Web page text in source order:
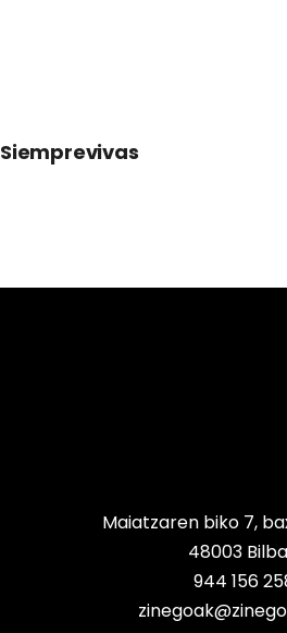
Siemprevivas
Maiatzaren biko 7,
48003
944 156